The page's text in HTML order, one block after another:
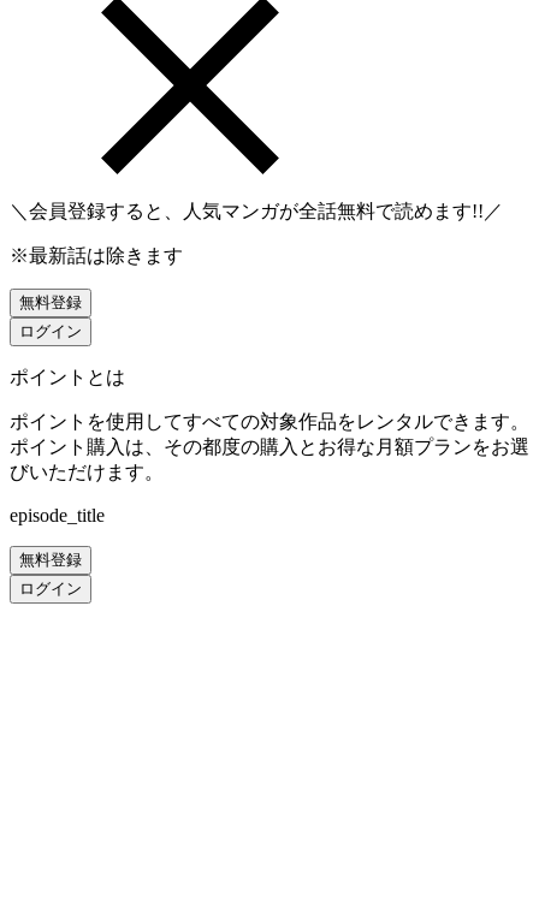
＼会員登録すると、人気マンガが全話無料で読めます!!／
※最新話は除きます
無料登録
ログイン
ポイントとは
ポイントを使用してすべての対象作品をレンタルできます。
ポイント購入は、その都度の購入とお得な月額プランをお選
びいただけます。
episode_title
無料登録
ログイン